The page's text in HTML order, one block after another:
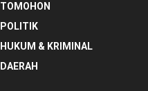
TOMOHON
POLITIK
HUKUM & KRIMINAL
DAERAH